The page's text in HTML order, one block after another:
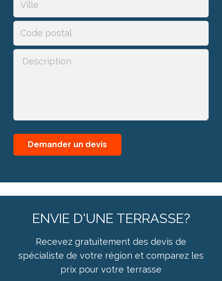
ENVIE D'UNE TERRASSE?
Recevez gratuitement des devis de
spécialiste de votre région et comparez les
prix pour votre terrasse